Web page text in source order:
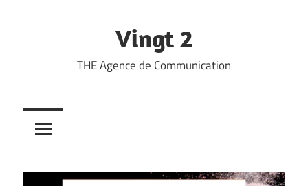
Vingt 2
THE Agence de Communication